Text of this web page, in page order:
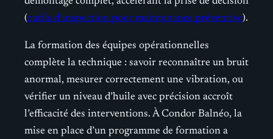
(outils d’inspection pour maintenance préventive).
La formation des équipes opérationnelles
complète la technique : savoir reconnaître un bruit
anormal, mesurer correctement une vibration, ou
vérifier un niveau d’huile avec précision accroît
l’efficacité des interventions. À Condor Balnéo, la
mise en place d’un programme de formation a